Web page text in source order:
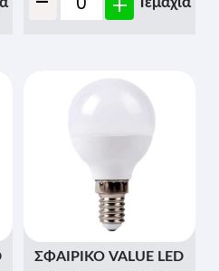
ΣΦΑΙΡΙΚΟ VALUE LED